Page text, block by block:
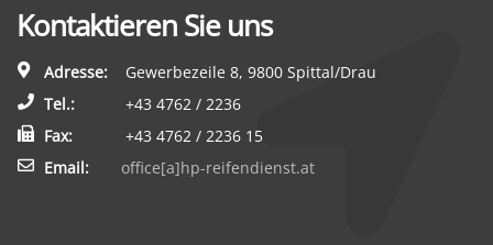
Kontaktieren Sie uns
Adresse:
Gewerbezeile 8, 9800 Spittal/Drau
Tel.:
+43 4762 / 2236
Fax:
+43 4762 / 2236 15
Email:
office[a]hp-reifendienst.at